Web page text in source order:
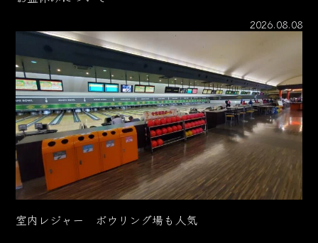
2026.08.08
室内レジャー ボウリング場も人気